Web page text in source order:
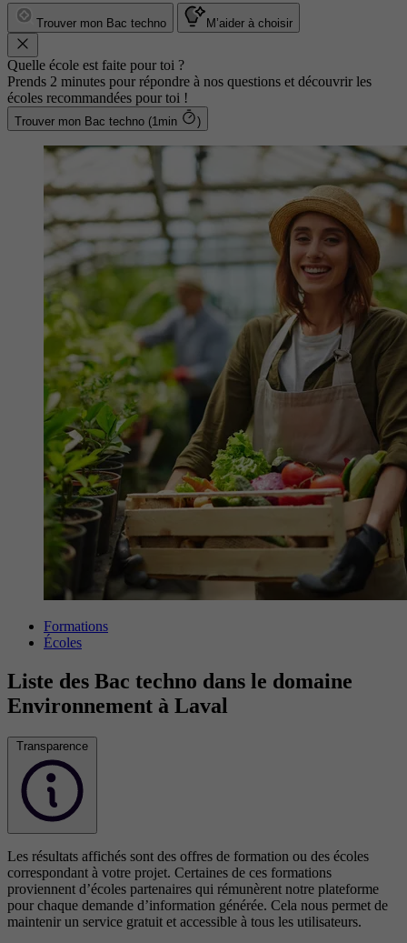
Trouver mon Bac techno M’aider à choisir
Quelle école est faite pour toi ?
Prends 2 minutes pour répondre à nos questions et découvrir les
écoles recommandées pour toi !
Trouver mon Bac techno (1min )
Formations
Écoles
Liste des Bac techno dans le domaine
Environnement à Laval
Transparence
Les résultats affichés sont des offres de formation ou des écoles
correspondant à votre projet. Certaines de ces formations
proviennent d’écoles partenaires qui rémunèrent notre plateforme
pour chaque demande d’information générée. Cela nous permet de
maintenir un service gratuit et accessible à tous les utilisateurs.